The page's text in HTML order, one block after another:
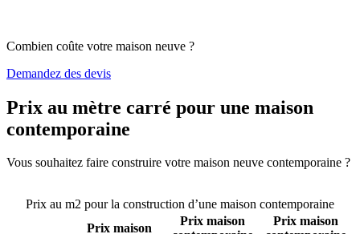
Combien coûte votre maison neuve ?
Demandez des devis
Prix au mètre carré pour une maison
contemporaine
Vous souhaitez faire construire votre maison neuve contemporaine ?
Prix au m2 pour la construction d’une maison contemporaine
Prix maison
Prix maison
Prix maison